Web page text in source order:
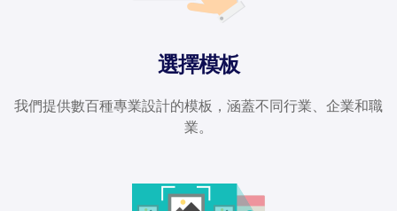
選擇模板
我們提供數百種專業設計的模板，涵蓋不同行業、企業和職
業。